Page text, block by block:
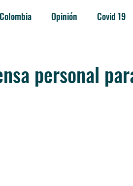
Colombia Opinión Covid 19
personal